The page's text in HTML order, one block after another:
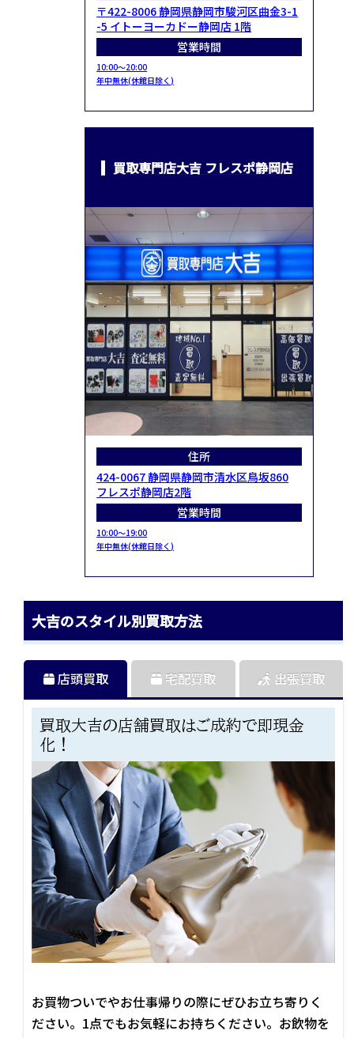
〒422-8006 静岡県静岡市駿河区曲金3-1
-5 イトーヨーカドー静岡店 1階
営業時間
10:00～20:00
年中無休(休館日除く)
買取専門店大吉 フレスポ静岡店
住所
424-0067 静岡県静岡市清水区鳥坂860
フレスポ静岡店2階
営業時間
10:00～19:00
年中無休(休館日除く)
大吉のスタイル別買取方法
店頭買取
買取大吉の店舗買取はご成約で即現金
化！
お買物ついでやお仕事帰りの際にぜひお立ち寄りく
ださい。1点でもお気軽にお持ちください。お飲物を
宅配買取 出張買取